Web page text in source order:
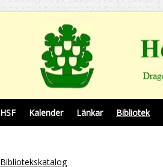
HSF Kalender Länkar Bibliotek
Bibliotekskatalog